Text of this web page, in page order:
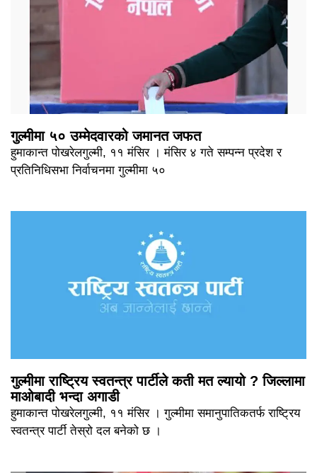
गुल्मीमा ५० उम्मेदवारको जमानत जफत
हुमाकान्त पोखरेलगुल्मी, ११ मंसिर । मंसिर ४ गते सम्पन्न प्रदेश र
प्रतिनिधिसभा निर्वाचनमा गुल्मीमा ५०
गुल्मीमा राष्ट्रिय स्वतन्त्र पार्टीले कती मत ल्यायो ? जिल्लामा
माओबादी भन्दा अगाडी
हुमाकान्त पोखरेलगुल्मी, ११ मंसिर । गुल्मीमा समानुपातिकतर्फ राष्ट्रिय
स्वतन्त्र पार्टी तेस्रो दल बनेको छ ।